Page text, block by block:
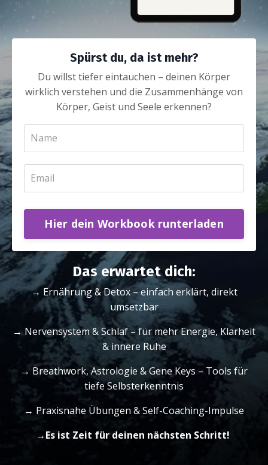
Spürst du, da ist mehr?
Du willst tiefer eintauchen – deinen Körper
wirklich verstehen und die Zusammenhänge von
Körper, Geist und Seele erkennen?
Hier dein Workbook runterladen
Das erwartet dich:
→ Ernährung & Detox – einfach erklärt, direkt
umsetzbar
→ Nervensystem & Schlaf – für mehr Energie, Klarheit
& innere Ruhe
→ Breathwork, Astrologie & Gene Keys – Tools für
tiefe Selbsterkenntnis
→ Praxisnahe Übungen & Self-Coaching-Impulse
→Es ist Zeit für deinen nächsten Schritt!